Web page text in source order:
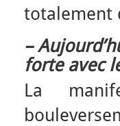
totalement
–
forte avec
La